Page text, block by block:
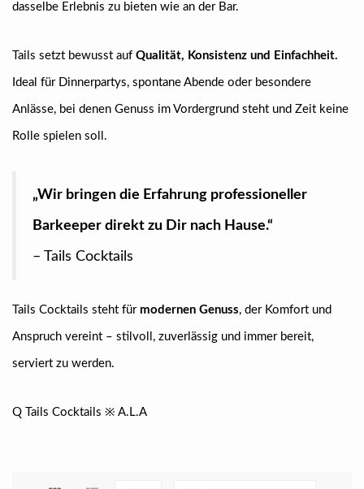
dasselbe Erlebnis zu bieten wie an der Bar.
Tails setzt bewusst auf Qualität, Konsistenz und Einfachheit.
Ideal für Dinnerpartys, spontane Abende oder besondere
Anlässe, bei denen Genuss im Vordergrund steht und Zeit keine
Rolle spielen soll.
„Wir bringen die Erfahrung professioneller
Barkeeper direkt zu Dir nach Hause.“
– Tails Cocktails
Tails Cocktails steht für modernen Genuss, der Komfort und
Anspruch vereint – stilvoll, zuverlässig und immer bereit,
serviert zu werden.
Q Tails Cocktails ※ A.L.A